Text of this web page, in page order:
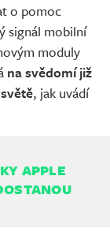
o pomoc
signál mobilní
moduly
na svědomí již
, jak uvádí
APPLE